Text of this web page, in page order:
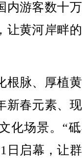
内游客数十
让黄河岸畔
脉、厚植
新春元素、
化场景。“
日启幕，让